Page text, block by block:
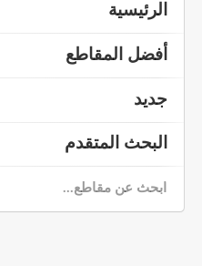
الرئيسية
أفضل المقاطع
جديد
البحث المتقدم